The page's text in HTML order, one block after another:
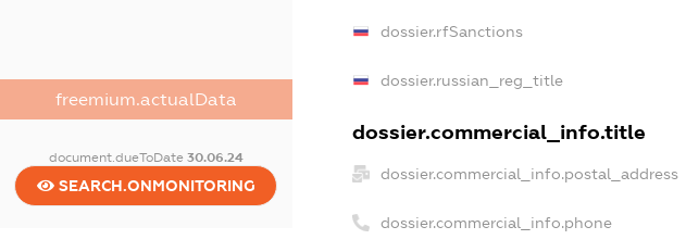
freemium.actualData
document.dueToDate 30.06.24
SEARCH.ONMONITORING
dossier.rfSanctions
dossier.russian_reg_title
dossier.commercial_info.title
dossier.commercial_info.postal_address
dossier.commercial_info.phone